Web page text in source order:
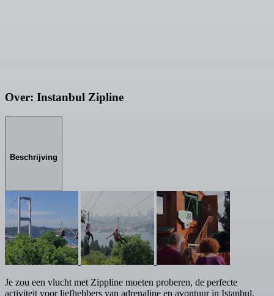
Over: Instanbul Zipline
Beschrijving
Je zou een vlucht met Zippline moeten proberen, de perfecte
activiteit voor liefhebbers van adrenaline en avontuur in Istanbul.